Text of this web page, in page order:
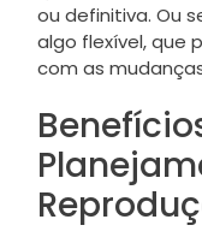
ou definitiva. Ou
algo flexível, que
com as